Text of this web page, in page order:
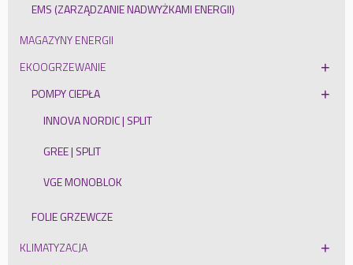
EMS (ZARZĄDZANIE NADWYŻKAMI ENERGII)
MAGAZYNY ENERGII
EKOOGRZEWANIE
POMPY CIEPŁA
INNOVA NORDIC | SPLIT
GREE | SPLIT
VGE MONOBLOK
FOLIE GRZEWCZE
KLIMATYZACJA